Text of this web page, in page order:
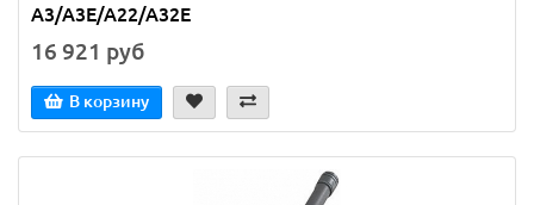
A3/A3E/A22/A32E
16 921 руб
В корзину